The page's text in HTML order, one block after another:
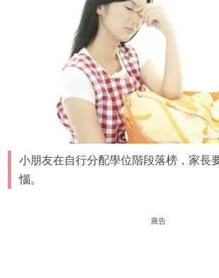
小朋友在自行分配學位階段落榜，家長
惱。
廣告